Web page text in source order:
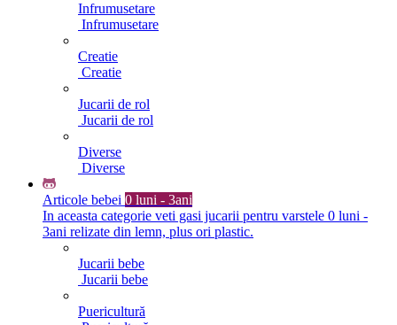
Infrumusetare
Infrumusetare
Creatie
Creatie
Jucarii de rol
Jucarii de rol
Diverse
Diverse
Articole bebei 0 luni - 3ani
In aceasta categorie veti gasi jucarii pentru varstele 0 luni -
3ani relizate din lemn, plus ori plastic.
Jucarii bebe
Jucarii bebe
Puericultură